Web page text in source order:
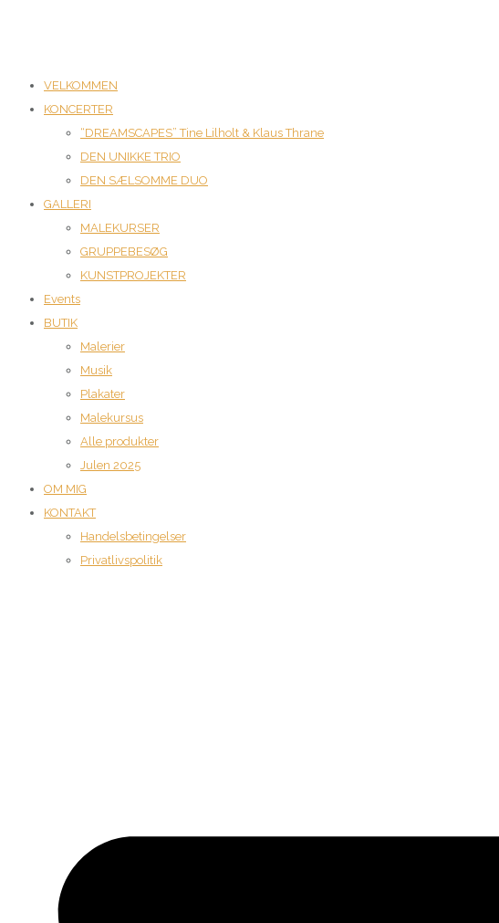
VELKOMMEN
KONCERTER
“DREAMSCAPES” Tine Lilholt & Klaus Thrane
DEN UNIKKE TRIO
DEN SÆLSOMME DUO
GALLERI
MALEKURSER
GRUPPEBESØG
KUNSTPROJEKTER
Events
BUTIK
Malerier
Musik
Plakater
Malekursus
Alle produkter
Julen 2025
OM MIG
KONTAKT
Handelsbetingelser
Privatlivspolitik